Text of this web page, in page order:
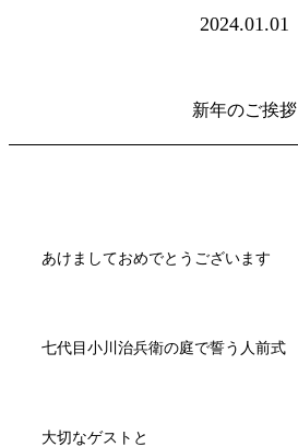
2024.01.01
新年のご挨拶
あけましておめでとうございます
七代目小川治兵衛の庭で誓う人前式
大切なゲストと